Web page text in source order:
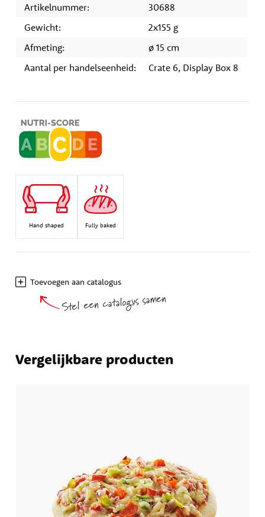
Artikelnummer:
30688
Gewicht:
2x155 g
Afmeting:
ø 15 cm
Aantal per handelseenheid:
Crate 6, Display Box 8
Hand shaped Fully baked
Toevoegen aan catalogus
Stel een catalogus samen
Vergelijkbare producten